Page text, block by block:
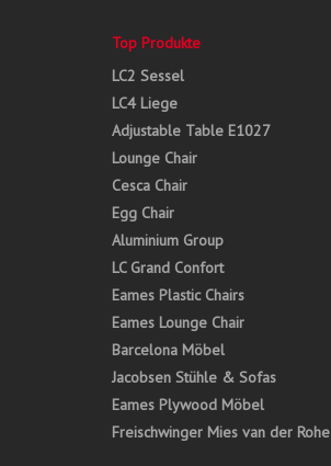
Top Produkte
LC2 Sessel
LC4 Liege
Adjustable Table E1027
Lounge Chair
Cesca Chair
Egg Chair
Aluminium Group
LC Grand Confort
Eames Plastic Chairs
Eames Lounge Chair
Barcelona Möbel
Jacobsen Stühle & Sofas
Eames Plywood Möbel
Freischwinger Mies van der Rohe